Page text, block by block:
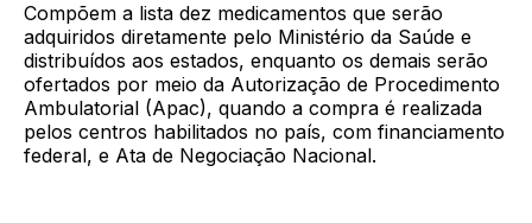
Compõem a lista dez medicamentos que serão
adquiridos diretamente pelo Ministério da Saúde e
distribuídos aos estados, enquanto os demais serão
ofertados por meio da Autorização de Procedimento
Ambulatorial (Apac), quando a compra é realizada
pelos centros habilitados no país, com financiamento
federal, e Ata de Negociação Nacional.